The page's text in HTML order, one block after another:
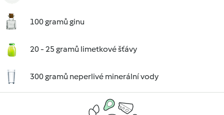
100 gramů ginu
20 - 25 gramů limetkové šťávy
300 gramů neperlivé minerální vody